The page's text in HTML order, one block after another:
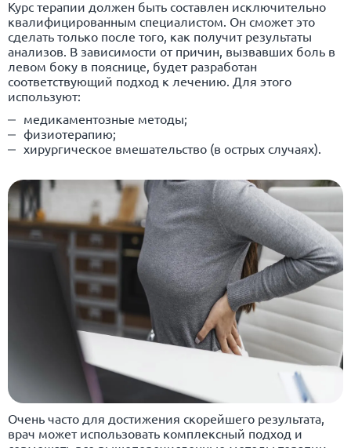
Курс терапии должен быть составлен исключительно
квалифицированным специалистом. Он сможет это
сделать только после того, как получит результаты
анализов. В зависимости от причин, вызвавших боль в
левом боку в пояснице, будет разработан
соответствующий подход к лечению. Для этого
используют:
медикаментозные методы;
физиотерапию;
хирургическое вмешательство (в острых случаях).
Очень часто для достижения скорейшего результата,
врач может использовать комплексный подход и